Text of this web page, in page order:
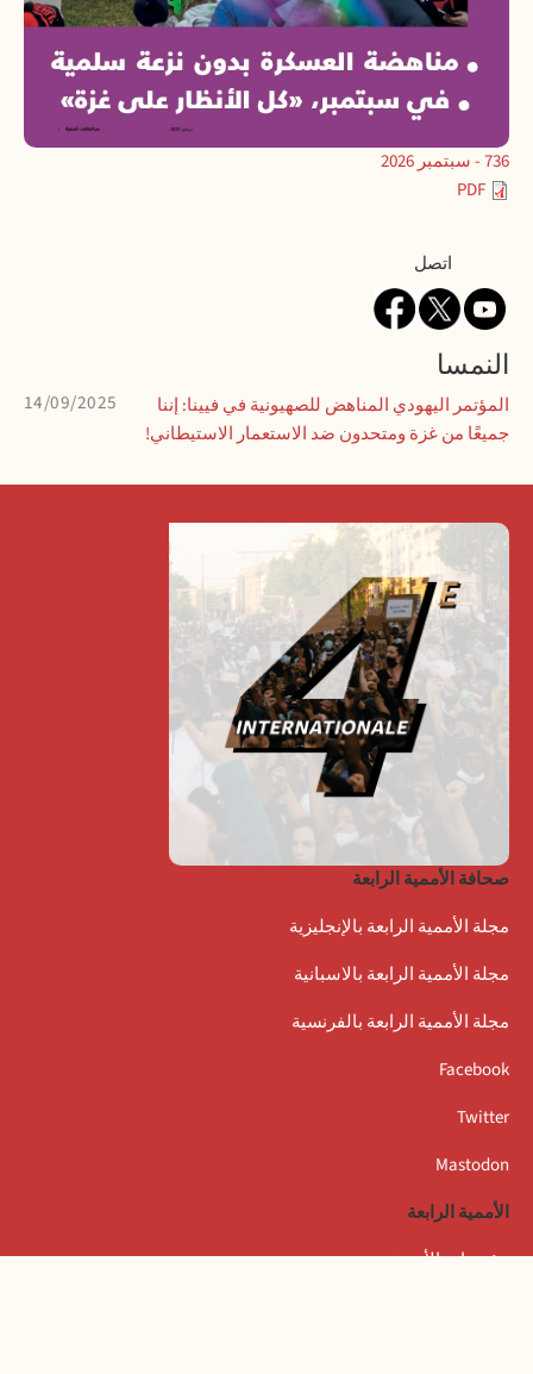
736 - سبتمبر 2026
PDF
Contactاتصل
النمسا
14/09/2025
المؤتمر اليهودي المناهض للصهيونية في فيينا: إننا
جميعًا من غزة ومتحدون ضد الاستعمار الاستيطاني!
صحافة الأممية الرابعة
مجلة الأممية الرابعة بالإنجليزية
مجلة الأممية الرابعة بالاسبانية
مجلة الأممية الرابعة بالفرنسية
Facebook
Twitter
Mastodon
الأممية الرابعة
مؤتمرات الأممية